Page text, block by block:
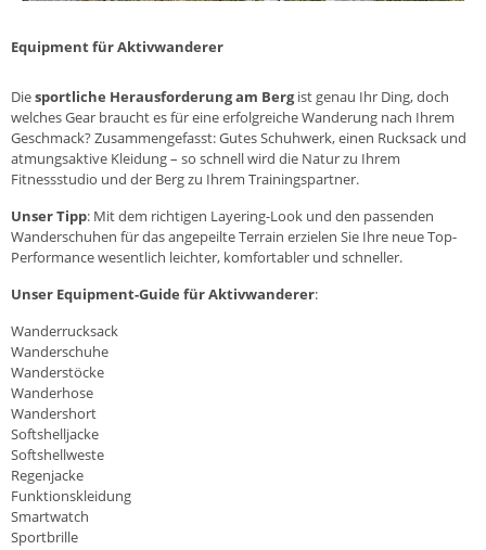
Equipment für Aktivwanderer
Diesportliche Herausforderung am Bergist genau Ihr Ding, doch
welches Gear braucht es für eine erfolgreiche Wanderung nach Ihrem
Geschmack? Zusammengefasst: Gutes Schuhwerk, einen Rucksack und
atmungsaktive Kleidung – so schnell wird die Natur zu Ihrem
Fitnessstudio und der Berg zu Ihrem Trainingspartner.
Unser Tipp: Mit dem richtigen Layering-Look und den passenden
Wanderschuhen für das angepeilte Terrain erzielen Sie Ihre neue Top-
Performance wesentlich leichter, komfortabler und schneller.
Unser Equipment-Guide für Aktivwanderer:
Wanderrucksack
Wanderschuhe
Wanderstöcke
Wanderhose
Wandershort
Softshelljacke
Softshellweste
Regenjacke
Funktionskleidung
Smartwatch
Sportbrille